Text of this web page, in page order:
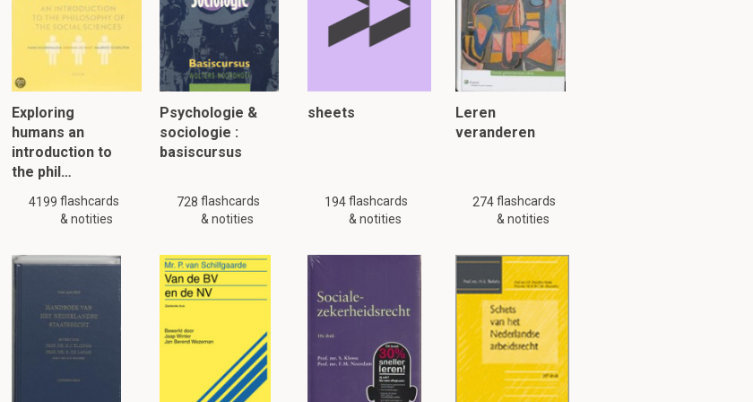
Exploring
humans an
introduction to
the phil…
4199 flashcards
& notities
Psychologie &
sociologie :
basiscursus
728 flashcards
& notities
sheets
194flashcards
& notities
Leren
veranderen
274flashcards
& notities